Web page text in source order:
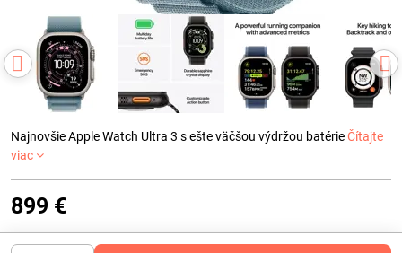
Najnovšie Apple Watch Ultra 3 s ešte väčšou výdržou batérieČítajte
viac
899 €